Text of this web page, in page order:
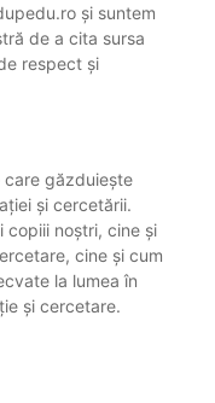
și suntem
de a cita sursa
respect și
care găzduiește
și cercetării.
copiii noștri, cine și
cine și cum
la lumea în
și cercetare.